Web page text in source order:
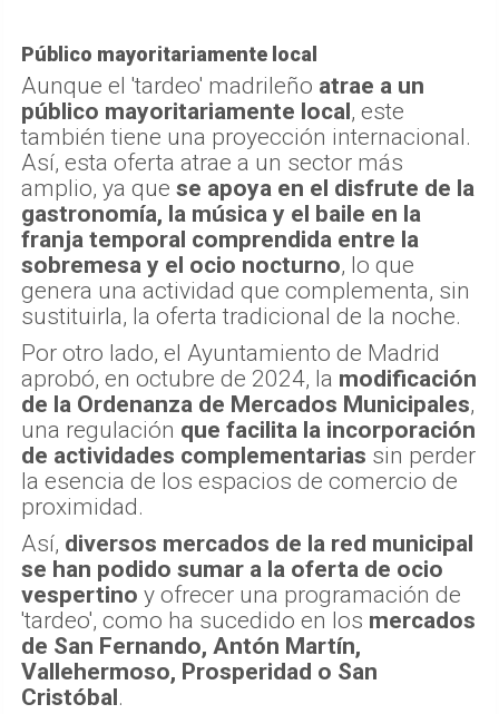
Público mayoritariamente local
Aunque el 'tardeo' madrileño atrae a un
público mayoritariamente local, este
también tiene una proyección internacional.
Así, esta oferta atrae a un sector más
amplio, ya que se apoya en el disfrute de la
gastronomía, la música y el baile en la
franja temporal comprendida entre la
sobremesa y el ocio nocturno, lo que
genera una actividad que complementa, sin
sustituirla, la oferta tradicional de la noche.
Por otro lado, el Ayuntamiento de Madrid
aprobó, en octubre de 2024, la modificación
de la Ordenanza de Mercados Municipales,
una regulación que facilita la incorporación
de actividades complementarias sin perder
la esencia de los espacios de comercio de
proximidad.
Así, diversos mercados de la red municipal
se han podido sumar a la oferta de ocio
vespertino y ofrecer una programación de
'tardeo', como ha sucedido en los mercados
de San Fernando, Antón Martín,
Vallehermoso, Prosperidad o San
Cristóbal.